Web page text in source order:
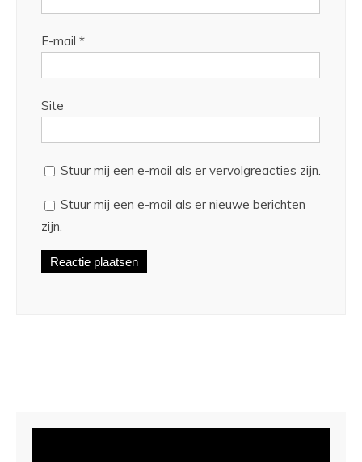
E-mail *
Site
Stuur mij een e-mail als er vervolgreacties zijn.
Stuur mij een e-mail als er nieuwe berichten
zijn.